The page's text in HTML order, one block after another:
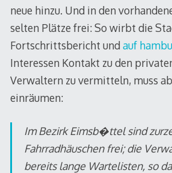
neue hinzu. Und in den
selten Plätze frei: So wirbt die
Fortschrittsbericht undauf
Interessen Kontakt zu den
Verwaltern zu vermitteln, muss
einräumen:
Im Bezirk Eimsb�ttel sind
Fahrradhäuschen frei; die
bereits lange Wartelisten, so